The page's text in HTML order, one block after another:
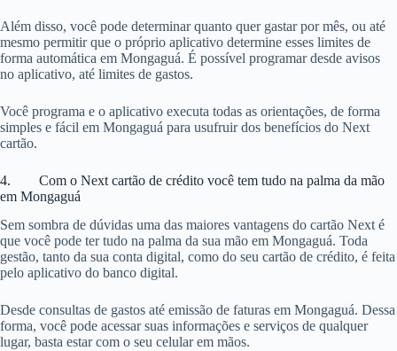
Além disso, você pode determinar quanto quer gastar por mês, ou até
mesmo permitir que o próprio aplicativo determine esses limites de
forma automática em Mongaguá. É possível programar desde avisos
no aplicativo, até limites de gastos.
Você programa e o aplicativo executa todas as orientações, de forma
simples e fácil em Mongaguá para usufruir dos benefícios do Next
cartão.
4. Com o Next cartão de crédito você tem tudo na palma da mão
em Mongaguá
Sem sombra de dúvidas uma das maiores vantagens do cartão Next é
que você pode ter tudo na palma da sua mão em Mongaguá. Toda
gestão, tanto da sua conta digital, como do seu cartão de crédito, é feita
pelo aplicativo do banco digital.
Desde consultas de gastos até emissão de faturas em Mongaguá. Dessa
forma, você pode acessar suas informações e serviços de qualquer
lugar, basta estar com o seu celular em mãos.